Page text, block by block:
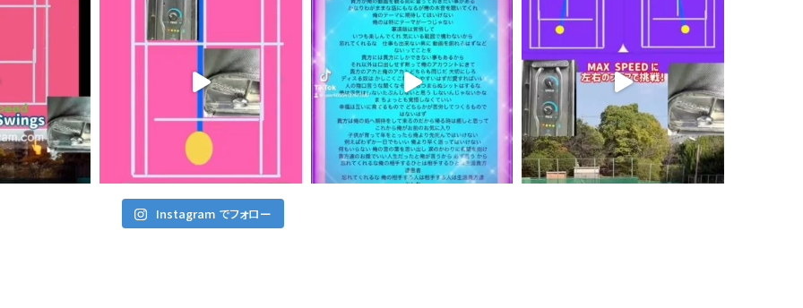
Instagram でフォロー